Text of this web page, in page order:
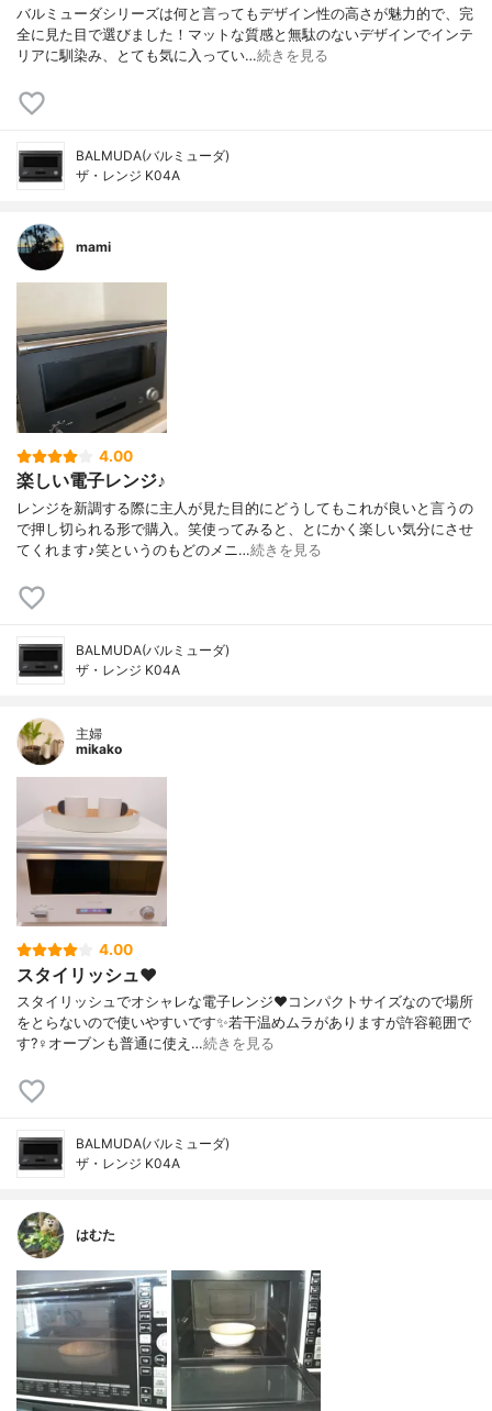
バルミューダシリーズは何と言ってもデザイン性の高さが魅力的で、完
全に見た目で選びました！マットな質感と無駄のないデザインでインテ
リアに馴染み、とても気に入ってい…続きを見る
BALMUDA(バルミューダ)
ザ・レンジ K04A
mami
4.00
楽しい電子レンジ♪
レンジを新調する際に主人が見た目的にどうしてもこれが良いと言うの
で押し切られる形で購入。笑使ってみると、とにかく楽しい気分にさせ
てくれます♪笑というのもどのメニ…続きを見る
BALMUDA(バルミューダ)
ザ・レンジ K04A
主婦
mikako
4.00
スタイリッシュ❤️
スタイリッシュでオシャレな電子レンジ❤️コンパクトサイズなので場所
をとらないので使いやすいです✨若干温めムラがありますが許容範囲で
す?‍♀️オーブンも普通に使え…続きを見る
BALMUDA(バルミューダ)
ザ・レンジ K04A
はむた